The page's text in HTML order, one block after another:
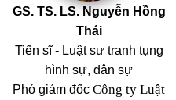
GS. TS. LS. Nguyễn Hồng
Thái
Tiến sĩ - Luật sư tranh tụng
hình sự, dân sự
Phó giám đốc Công ty Luật